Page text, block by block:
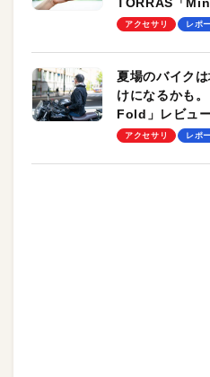
TORRAS「
ーも
アクセサリ レポ
夏場のバイク
けになるかも
Fold」レビュ
却プレート、
アクセサリ レポ